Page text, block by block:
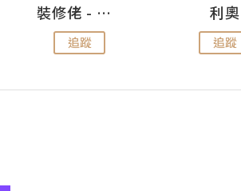
裝修佬 - 香港一站式網上裝修平台
追蹤
利奧
追蹤